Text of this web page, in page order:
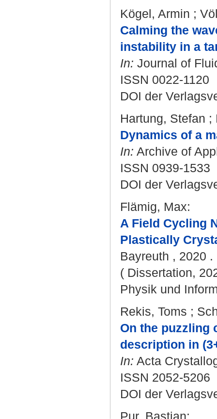
Kögel, Armin ;
Calming the
instability in a
In: Journal of
ISSN 0022-1120
DOI der
Hartung, Stefan ;
Dynamics of a
In: Archive of
ISSN 0939-1533
DOI der
Flämig, Max:
A Field Cycling
Plastically
Bayreuth , 2020 .
( Dissertation,
Physik und
Rekis, Toms ;
On the puzzling
description in
In: Acta
ISSN 2052-5206
DOI der
Pur, Bastian: